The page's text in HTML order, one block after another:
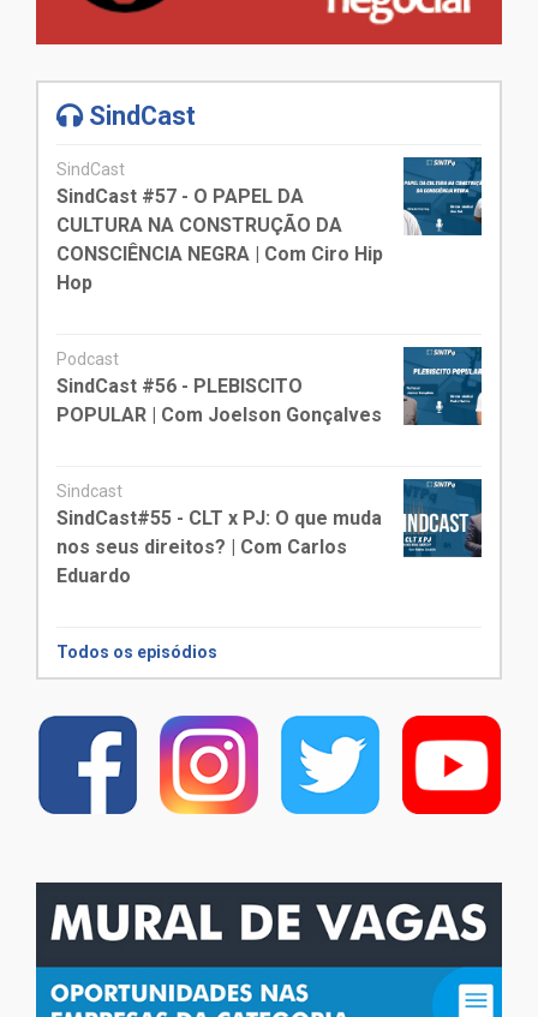
SindCast
SindCast
SindCast #57 - O PAPEL DA
CULTURA NA CONSTRUÇÃO DA
CONSCIÊNCIA NEGRA | Com Ciro Hip
Hop
Podcast
SindCast #56 - PLEBISCITO
POPULAR | Com Joelson Gonçalves
Sindcast
SindCast#55 - CLT x PJ: O que muda
nos seus direitos? | Com Carlos
Eduardo
Todos os episódios